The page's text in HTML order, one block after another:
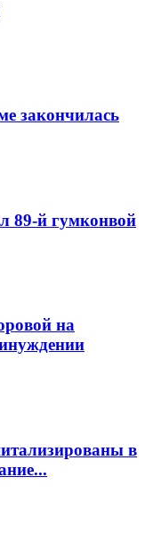
закончилась
89-й гумконвой
на
в